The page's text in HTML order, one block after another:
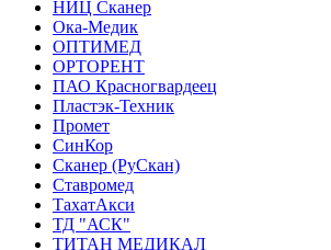
НИЦ Сканер
Ока-Медик
ОПТИМЕД
ОРТОРЕНТ
ПАО Красногвардеец
Пластэк-Техник
Промет
СинКор
Сканер (РуСкан)
Ставромед
ТахатАкси
ТД "АСК"
ТИТАН МЕДИКАЛ